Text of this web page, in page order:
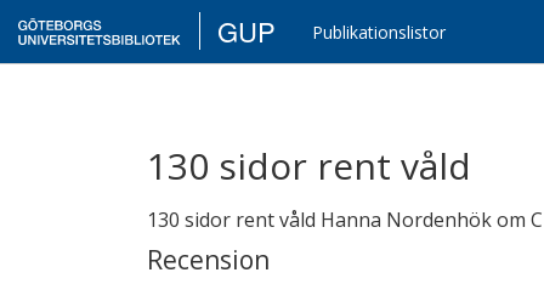
GUP Publikationslistor
130 sidor rent våld
130 sidor rent våld Hanna Nordenhök om
Recension